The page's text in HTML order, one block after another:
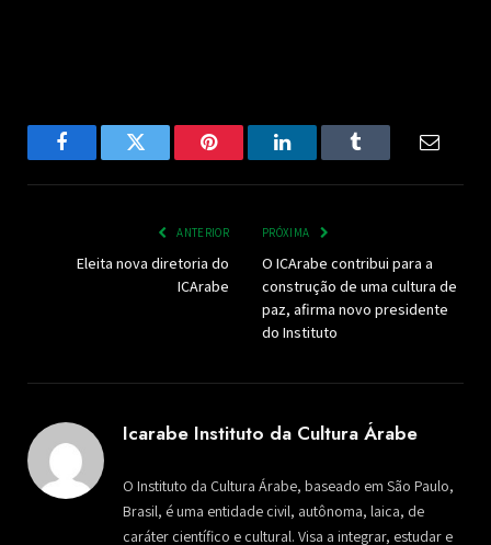
FacebookTwitter Pinterest LinkedInTumblr
ANTERIOR
Eleita nova diretoria do
ICArabe
PRÓXIMA
O ICArabe contribui para a
construção de uma cultura de
paz, afirma novo presidente
do Instituto
Icarabe Instituto da Cultura Árabe
O Instituto da Cultura Árabe, baseado em São Paulo,
Brasil, é uma entidade civil, autônoma, laica, de
caráter científico e cultural. Visa a integrar, estudar e